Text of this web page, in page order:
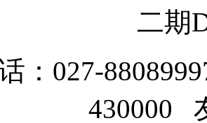
二期
：027-
430000